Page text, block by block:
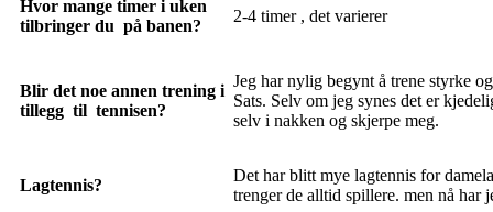
Hvor mange timer i uken
tilbringer du på banen?
2-4 timer , det varierer
Blir det noe annen trening i
tillegg til tennisen?
Jeg har nylig begynt å trene styrke
Sats. Selv om jeg synes det er
selv i nakken og skjerpe meg.
Lagtennis?
Det har blitt mye lagtennis for
trenger de alltid spillere. men nå har